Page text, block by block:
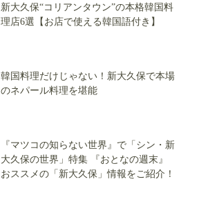
新大久保“コリアンタウン”の本格韓国料
理店6選【お店で使える韓国語付き】
韓国料理だけじゃない！新大久保で本場
のネパール料理を堪能
『マツコの知らない世界』で「シン・新
大久保の世界」特集 『おとなの週末』
おススメの「新大久保」情報をご紹介！